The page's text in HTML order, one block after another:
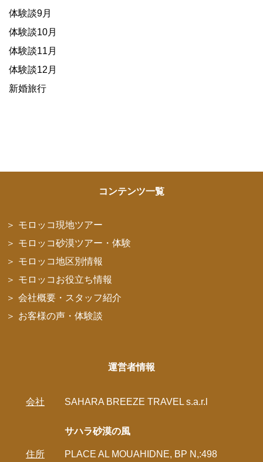
体験談9月
体験談10月
体験談11月
体験談12月
新婚旅行
コンテンツ一覧
モロッコ現地ツアー
モロッコ砂漠ツアー・体験
モロッコ地区別情報
モロッコお役立ち情報
会社概要・スタッフ紹介
お客様の声・体験談
運営者情報
会社 SAHARA BREEZE TRAVEL s.a.r.l
サハラ砂漠の風
住所 PLACE AL MOUAHIDNE, BP N,:498